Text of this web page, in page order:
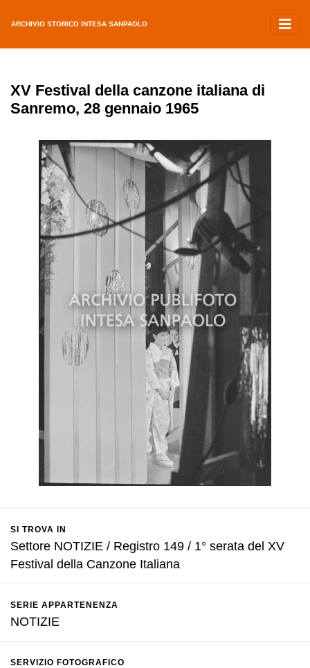
ARCHIVIO STORICO INTESA SANPAOLO
XV Festival della canzone italiana di
Sanremo, 28 gennaio 1965
SI TROVA IN
Settore NOTIZIE / Registro 149 / 1° serata del XV
Festival della Canzone Italiana
SERIE APPARTENENZA
NOTIZIE
SERVIZIO FOTOGRAFICO